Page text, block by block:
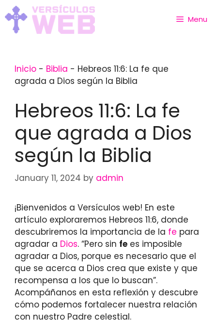
Skip
to
content
Menu
Inicio - Biblia - Hebreos 11:6: La fe que
agrada a Dios según la Biblia
Hebreos 11:6: La fe
que agrada a Dios
según la Biblia
January 11, 2024 by admin
¡Bienvenidos a Versículos web! En este
artículo exploraremos Hebreos 11:6, donde
descubriremos la importancia de la fe para
agradar a Dios. “Pero sin fe es imposible
agradar a Dios, porque es necesario que el
que se acerca a Dios crea que existe y que
recompensa a los que lo buscan”.
Acompáñanos en esta reflexión y descubre
cómo podemos fortalecer nuestra relación
con nuestro Padre celestial.